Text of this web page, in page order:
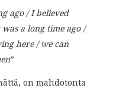
ago / I believed
a long time ago /
here / we can
”
on mahdotonta